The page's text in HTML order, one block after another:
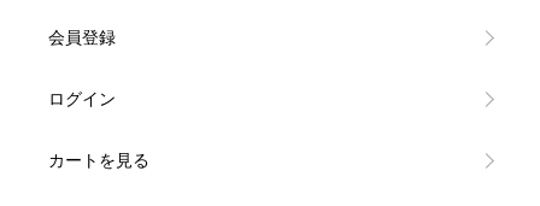
会員登録
ログイン
カートを見る